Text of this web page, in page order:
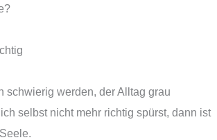
schwierig werden, der Alltag grau
selbst nicht mehr richtig spürst, dann ist